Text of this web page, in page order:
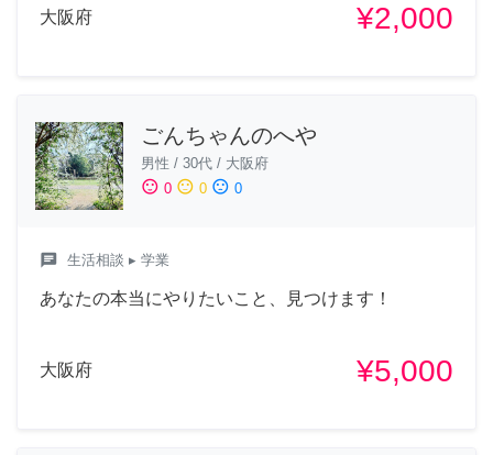
大阪府 ¥2,000
ごんちゃんのへや
男性 / 30代 / 大阪府
sentiment_satisfied 0 sentiment_neutral 0 sentiment_dissatisfied 0
chat 生活相談 ▸ 学業
あなたの本当にやりたいこと、見つけます！
大阪府 ¥5,000